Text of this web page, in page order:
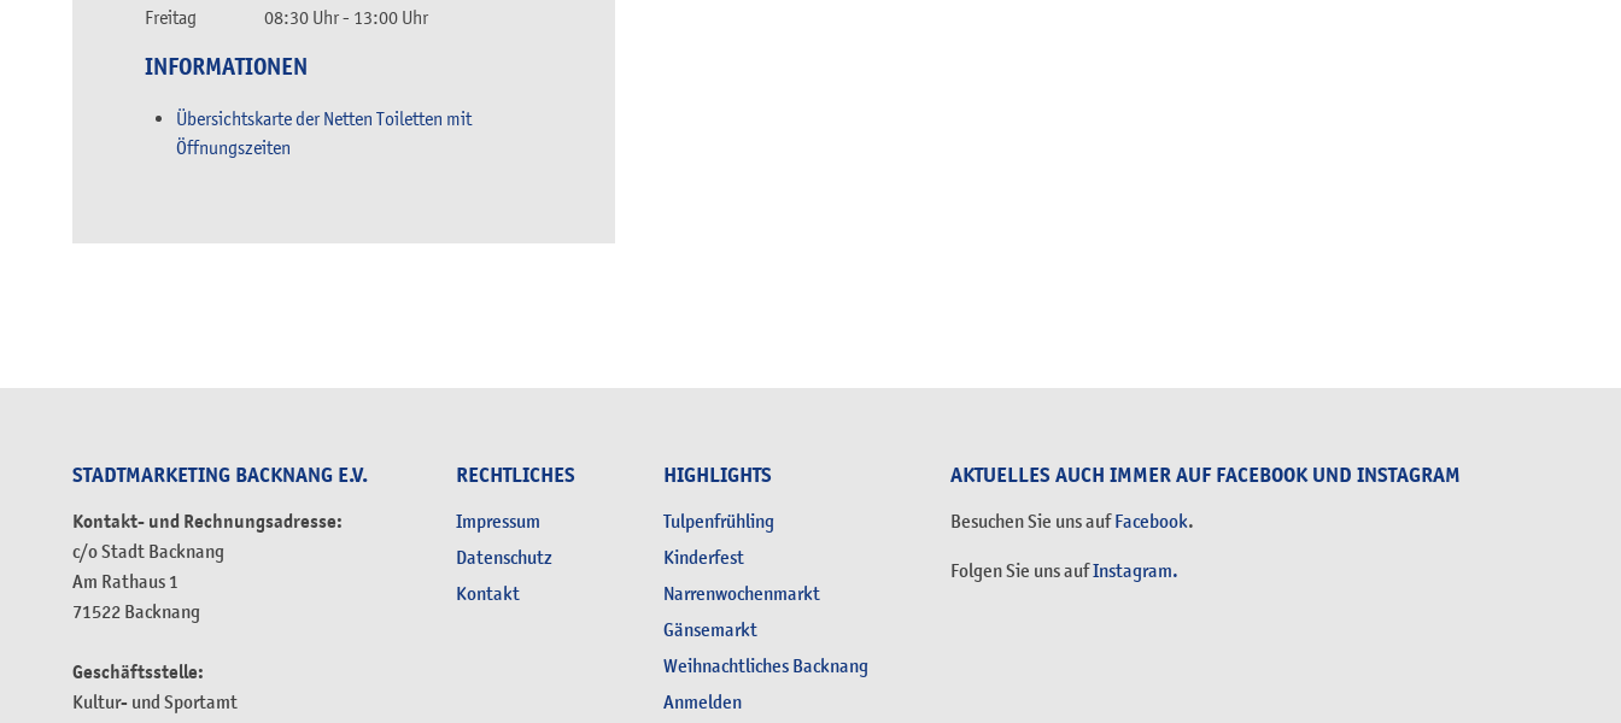
Freitag
08:30 Uhr- 13:00 Uhr
INFORMATIONEN
Übersichtskarte der Netten Toiletten mit
Öffnungszeiten
STADTMARKETING BACKNANG E.V.
Kontakt- und Rechnungsadresse:
c/o Stadt Backnang
Am Rathaus 1
71522 Backnang
Geschäftsstelle:
Kultur- und Sportamt
RECHTLICHES
Impressum
Datenschutz
Kontakt
HIGHLIGHTS
Tulpenfrühling
Kinderfest
Narrenwochenmarkt
Gänsemarkt
Weihnachtliches Backnang
Anmelden
AKTUELLES AUCH IMMER AUF FACEBOOK UND INSTAGRAM
Besuchen Sie uns aufFacebook.
Folgen Sie uns aufInstagram.